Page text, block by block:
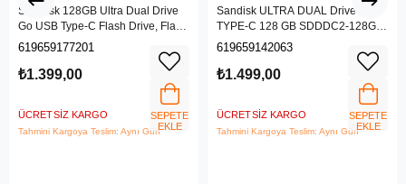
SanDisk 128GB Ultra Dual Drive
Go USB Type-C Flash Drive, Flash
Sürücü SDDDC3-128G-G46
619659177201
₺1.399,00
ÜCRETSIZ KARGO
Tahmini Kargoya Teslim: Aynı Gün
SEPETE
EKLE
Sandisk ULTRA DUAL Drive
TYPE-C 128 GB SDDDC2-128G-
G46
619659142063
₺1.499,00
ÜCRETSIZ KARGO
Tahmini Kargoya Teslim: Aynı Gün
SEPETE
EKLE